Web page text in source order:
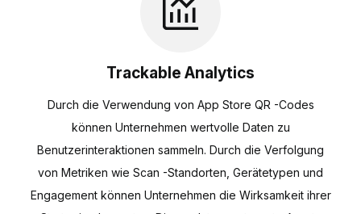
Trackable Analytics
Durch die Verwendung von App Store QR -Codes
können Unternehmen wertvolle Daten zu
Benutzerinteraktionen sammeln. Durch die Verfolgung
von Metriken wie Scan -Standorten, Gerätetypen und
Engagement können Unternehmen die Wirksamkeit ihrer